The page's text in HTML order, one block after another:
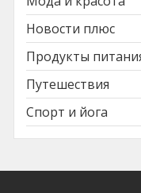
Новости плюс
Продукты
Путешествия
Спорт и йога